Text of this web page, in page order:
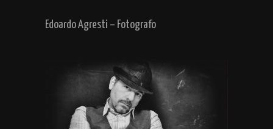
Edoardo Agresti – Fotografo